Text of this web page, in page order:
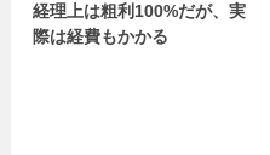
経理上は粗利100%だが、実
際は経費もかかる